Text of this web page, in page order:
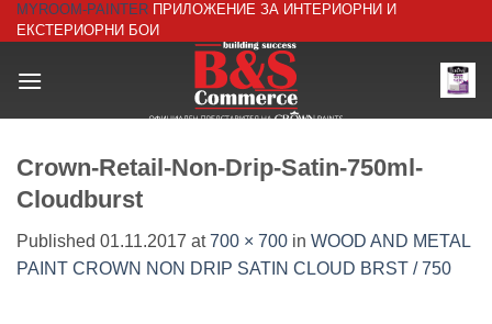
Skip
to
MYROOM-PAINTER ПРИЛОЖЕНИЕ ЗА ИНТЕРИОРНИ И
ЕКСТЕРИОРНИ БОИ
Crown-Retail-Non-Drip-Satin-750ml-
Cloudburst
Published 01.11.2017 at700 × 700 in WOOD AND METAL
PAINT CROWN NON DRIP SATIN CLOUD BRST / 750